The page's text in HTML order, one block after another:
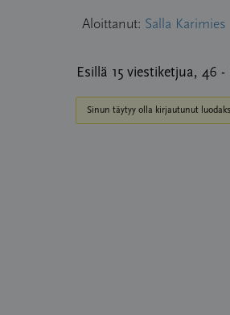
Aloittanut: Salla Karimies
Esillä 15 viestiketjua, 46
Sinun täytyy olla kirjautunut